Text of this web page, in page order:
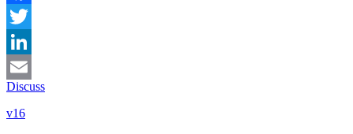
Facebook
Twitter
LinkedIn
Email
Discuss
v16